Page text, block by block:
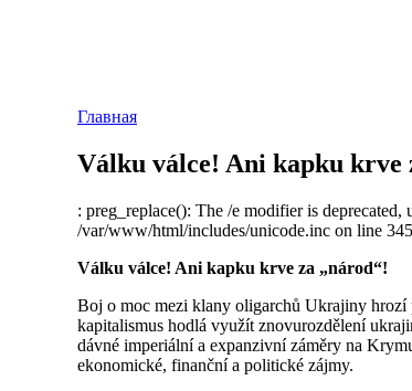
Главная
Válku válce! Ani kapku krve
: preg_replace(): The /e modifier is deprecated,
/var/www/html/includes/unicode.inc on line
Válku válce! Ani kapku krve za „národ“!
Boj o moc mezi klany oligarchů Ukrajiny
kapitalismus hodlá využít znovurozdělení
dávné imperiální a expanzivní záměry na
ekonomické, finanční a politické zájmy.